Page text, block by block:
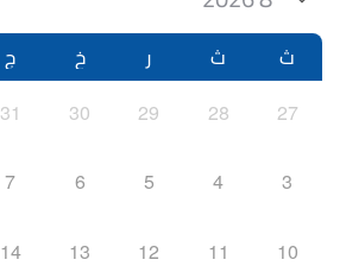
ث ث ر خ ج
27
28
29
30
31
3
4
5
6
7
10
11
12
13
14